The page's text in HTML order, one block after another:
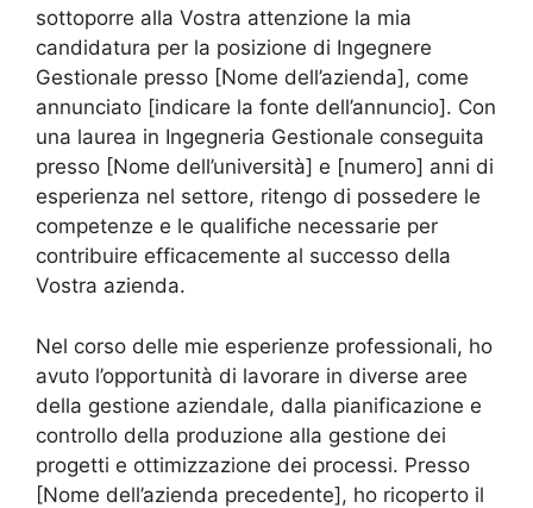
sottoporre alla Vostra attenzione la mia
candidatura per la posizione di Ingegnere
Gestionale presso [Nome dell’azienda], come
annunciato [indicare la fonte dell’annuncio]. Con
una laurea in Ingegneria Gestionale conseguita
presso [Nome dell’università] e [numero] anni di
esperienza nel settore, ritengo di possedere le
competenze e le qualifiche necessarie per
contribuire efficacemente al successo della
Vostra azienda.
Nel corso delle mie esperienze professionali, ho
avuto l’opportunità di lavorare in diverse aree
della gestione aziendale, dalla pianificazione e
controllo della produzione alla gestione dei
progetti e ottimizzazione dei processi. Presso
[Nome dell’azienda precedente], ho ricoperto il